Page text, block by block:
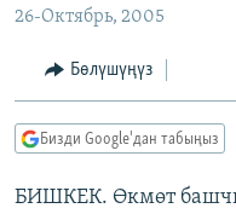
МАДАНИЯТ
ТВ ПРОГРАММАЛАР
БҮГҮН АЗАТТЫКТА
ДАНИСТЕ
ПОДКАСТ
26-Октябрь, 2005
Бөлүшүңүз
Бизди Google'дан табыңыз
БИШКЕК. Өкмөт